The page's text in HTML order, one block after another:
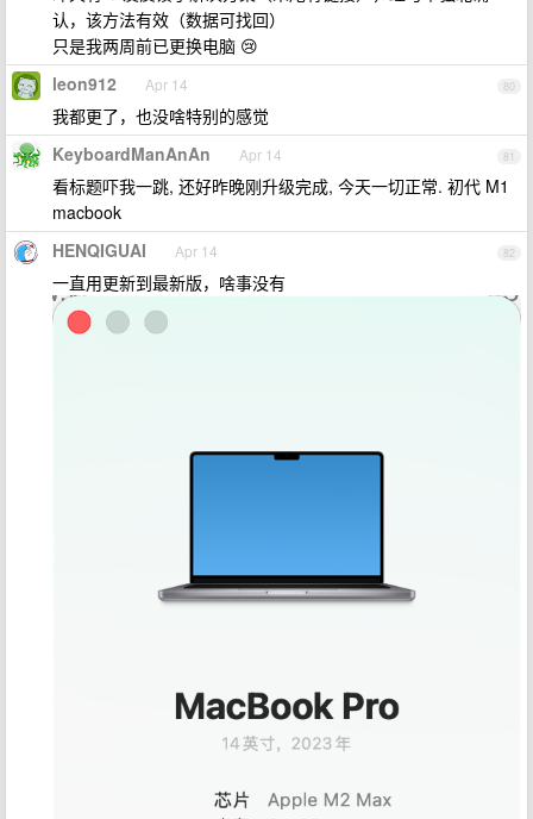
认，该方法有效（数据可找回）
只是我两周前已更换电脑 😢
80
leon912 Apr 14
我都更了，也没啥特别的感觉
81
KeyboardManAnAn Apr 14
看标题吓我一跳, 还好昨晚刚升级完成, 今天一切正常. 初代 M1
macbook
82
HENQIGUAI Apr 14
一直用更新到最新版，啥事没有